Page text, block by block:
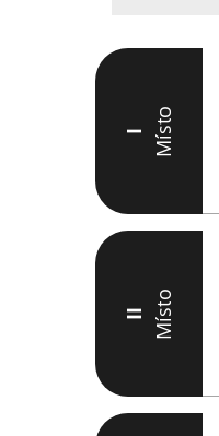
I Místo
II Místo